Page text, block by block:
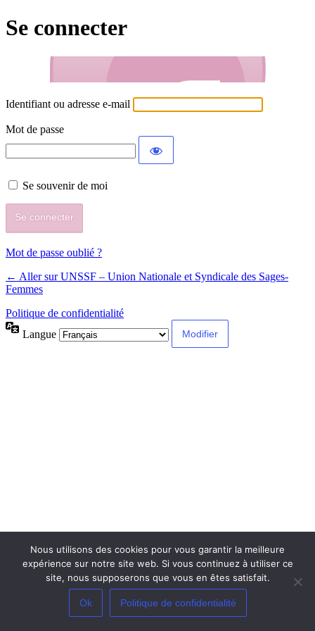
Se connecter
Identifiant ou adresse e-mail
Mot de passe
Se souvenir de moi
Mot de passe oublié ?
← Aller sur UNSSF – Union Nationale et Syndicale des Sages-
Femmes
Politique de confidentialité
Langue
Nous utilisons des cookies pour vous garantir la meilleure
expérience sur notre site web. Si vous continuez à utiliser ce
site, nous supposerons que vous en êtes satisfait.
Ok Politique de confidentialité